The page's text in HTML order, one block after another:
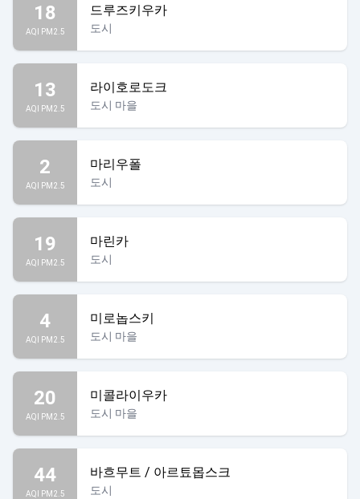
18
AQI PM2.5
드루즈키우카
도시
13
AQI PM2.5
라이호로도크
도시 마을
2
AQI PM2.5
마리우폴
도시
19
AQI PM2.5
마린카
도시
4
AQI PM2.5
미로놉스키
도시 마을
20
AQI PM2.5
미콜라이우카
도시 마을
44
AQI PM2.5
바흐무트 / 아르툐몹스크
도시